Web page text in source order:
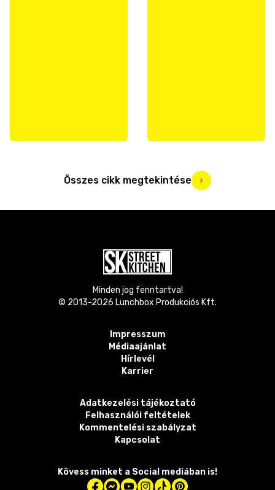
Összes cikk megtekintése
Minden jog fenntartva!
© 2013-2026 Lunchbox Produkciós Kft.
Impresszum
Médiaajánlat
Hírlevél
Karrier
Adatkezelési tájékoztató
Felhasználói feltételek
Kommentelési szabályzat
Kapcsolat
Kövess minket a Social mediában is!